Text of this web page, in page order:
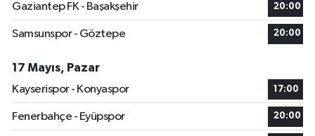
Gaziantep FK - Başakşehir 20:00
Samsunspor - Göztepe 20:00
17 Mayıs, Pazar
Kayserispor - Konyaspor
17:00
Fenerbahçe - Eyüpspor 20:00